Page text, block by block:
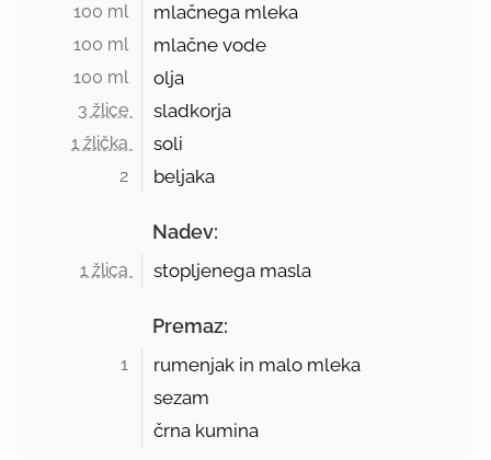
100 ml mlačnega mleka
100 ml mlačne vode
100 ml olja
3 žlice sladkorja
1 žlička soli
2 beljaka
Nadev:
1 žlica stopljenega masla
Premaz:
1
rumenjak in malo mleka
sezam
črna kumina